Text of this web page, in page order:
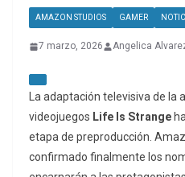
AMAZON STUDIOS GAMER
7 marzo, 2026 Angelica
La adaptación televisiva de
videojuegos Life Is Strange
etapa de preproducción.
confirmado finalmente los